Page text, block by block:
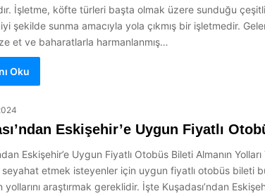
İşletme, köfte türleri başta olmak üzere sunduğu
şekilde sunma amacıyla yola çıkmış bir işletmedir.
et ve baharatlarla harmanlanmış…
Oku
Eskişehir’e Uygun Fiyatlı
Eskişehir’e Uygun Fiyatlı Otobüs Bileti Almanın
seyahat etmek isteyenler için uygun fiyatlı otobüs
yollarını araştırmak gereklidir. İşte Kuşadası’ndan